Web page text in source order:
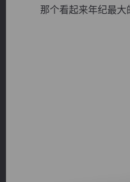
那个看起来年纪最大